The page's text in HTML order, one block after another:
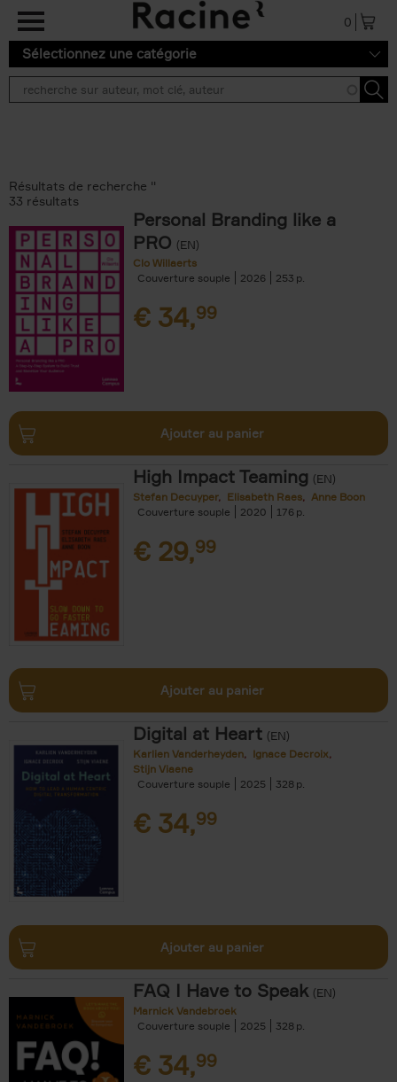
Aller au contenu principal
0
Sélectionnez une catégorie
Résultats de recherche ''
33 résultats
Personal Branding like a
PRO (EN)
Clo Willaerts
Couverture souple
2026 253
€ 34,99
Ajouter au panier
High Impact Teaming (EN)
Stefan Decuyper Elisabeth Raes
Anne Boon
Couverture souple
2020 176
€ 29,99
Ajouter au panier
Digital at Heart (EN)
Karlien Vanderheyden
Ignace Decroix
Stijn Viaene
Couverture souple
2025 328
€ 34,99
Ajouter au panier
FAQ I Have to Speak (EN)
Marnick Vandebroek
Couverture souple
2025 328
€ 34,99